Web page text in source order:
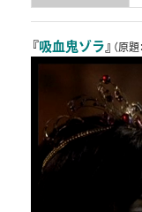
『吸血鬼ゾラ』 （原